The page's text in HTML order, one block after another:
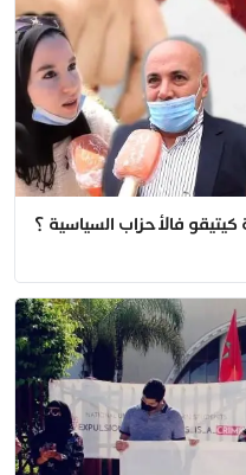
فالأحزاب السياسية ؟